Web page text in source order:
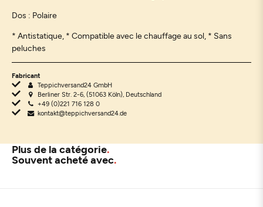
Dos : Polaire
* Antistatique, * Compatible avec le chauffage au sol, * Sans
peluches
Fabricant
Teppichversand24 GmbH
Berliner Str. 2-6, (51063 Köln), Deutschland
+49 (0)221 716 128 0
kontakt@teppichversand24.de
Plus de la catégorie
Souvent acheté avec